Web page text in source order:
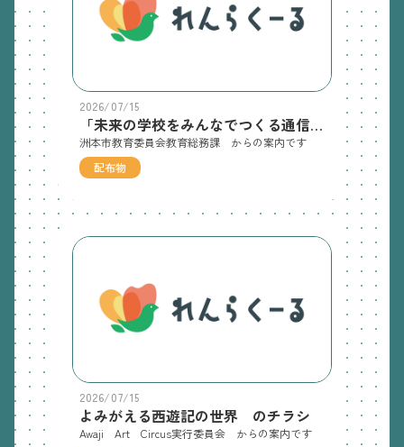
2026/07/15
「未来の学校をみんなでつくる通信（MIN-TSUKU通信）vol.４」
洲本市教育委員会教育総務課 からの案内です
配布物
2026/07/15
よみがえる西遊記の世界 のチラシ
Awaji Art Circus実行委員会 からの案内です